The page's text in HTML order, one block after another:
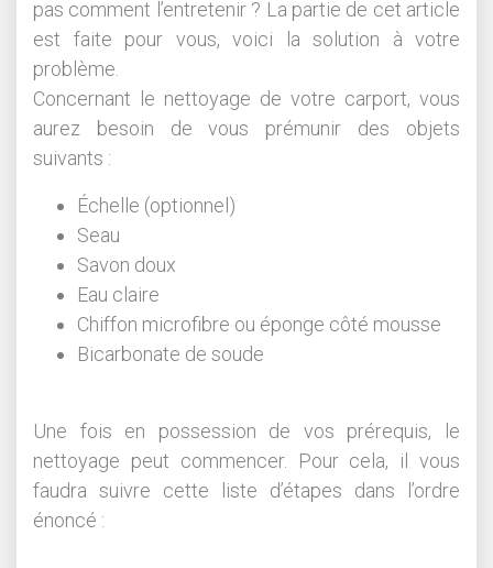
pas comment l’entretenir ? La partie de cet article
est faite pour vous, voici la solution à votre
problème.
Concernant le nettoyage de votre carport, vous
aurez besoin de vous prémunir des objets
suivants :
Échelle (optionnel)
Seau
Savon doux
Eau claire
Chiffon microfibre ou éponge côté mousse
Bicarbonate de soude
Une fois en possession de vos prérequis, le
nettoyage peut commencer. Pour cela, il vous
faudra suivre cette liste d’étapes dans l’ordre
énoncé :